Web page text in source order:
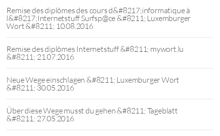
Remise des diplômes des cours d&#8217;informatique à
l&#8217;Internetstuff Surfsp@ce &#8211; Luxemburger
Wort &#8211; 10.08.2016
Remise des diplômes Internetstuff &#8211; mywort.lu
&#8211; 21.07.2016
Neue Wege einschlagen &#8211; Luxemburger Wort
&#8211; 30.05.2016
Über diese Wege musst du gehen &#8211; Tageblatt
&#8211; 27.05.2016